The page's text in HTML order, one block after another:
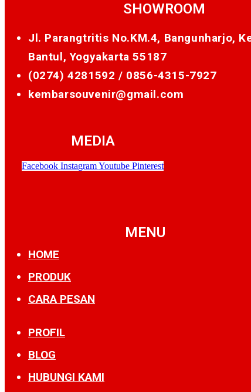
SHOWROOM
Jl. Parangtritis No.KM.4, Bangunharjo,
Bantul, Yogyakarta 55187
(0274) 4281592 / 0856-4315-7927
kembarsouvenir@gmail.com
MEDIA
Facebook Instagram Youtube Pinterest
MENU
HOME
PRODUK
CARA PESAN
PROFIL
BLOG
HUBUNGI KAMI